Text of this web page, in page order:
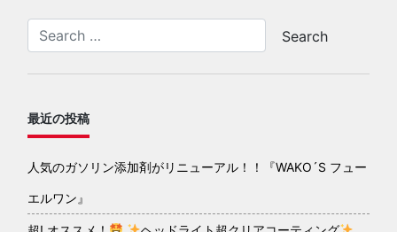
最近の投稿
人気のガソリン添加剤がリニューアル！！『WAKO´S フュー
エルワン』